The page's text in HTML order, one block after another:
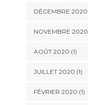
DÉCEMBRE 2020
NOVEMBRE 2020
AOÛT 2020 (1)
JUILLET 2020 (1)
FÉVRIER 2020 (1)